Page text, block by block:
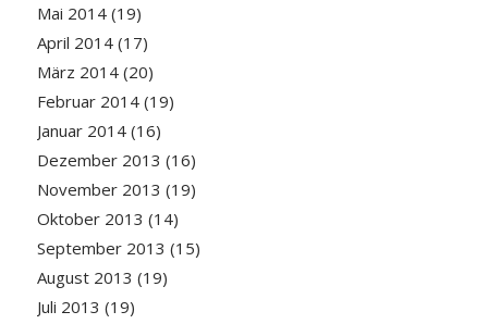
Mai 2014(19)
April 2014(17)
März 2014(20)
Februar 2014(19)
Januar 2014(16)
Dezember 2013 (16)
November 2013 (19)
Oktober 2013 (14)
September 2013 (15)
August 2013 (19)
Juli 2013 (19)